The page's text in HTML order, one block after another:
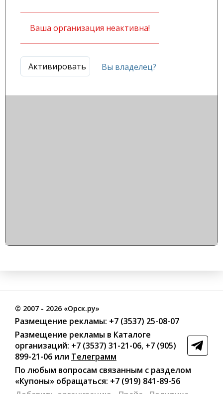
Ваша организация неактивна!
Активировать Вы владелец?
© 2007 - 2026 «Орск.ру»
Размещение рекламы: +7 (3537) 25-08-07
Размещение рекламы в Каталоге
организаций: +7 (3537) 31-21-06, +7 (905)
899-21-06 или Телеграмм
По любым вопросам связанным с разделом
«Купоны» обращаться: +7 (919) 841-89-56